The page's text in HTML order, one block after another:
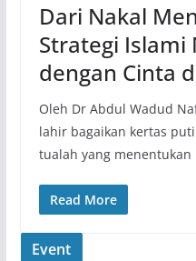
Dari Nakal
Strategi Islami
dengan Cinta
Oleh Dr Abdul Wadud
lahir bagaikan kertas
tualah yang menentukan
Read More
Event